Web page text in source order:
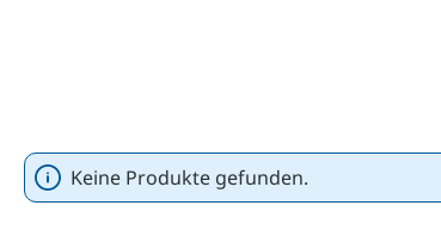
Keine Produkte gefunden.